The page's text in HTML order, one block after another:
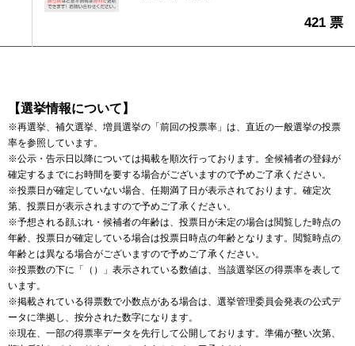
421 票
【選挙情報について】
※再選挙、補欠選挙、増員選挙の「前回の投票率」は、直近の一般選挙の投票
率を参照しています。
※公示・告示日以降については掲載を順次行っております。全候補者の登録が
確定するまでにお時間を要する場合がございますので予めご了承ください。
※投票日が確定していない場合、任期満了日が表示されております。確定次
第、投票日が表示されますので予めご了承ください。
※予想される顔ぶれ・候補者の年齢は、投票日が未定の場合は閲覧した時点の
年齢、投票日が確定している場合は投票日時点の年齢となります。閲覧時点の
年齢とは異なる場合がございますので予めご了承ください。
※投票数の下に「（）」表示されている数値は、当該選挙区の得票率を表して
います。
※掲載されている得票数で小数点がある場合は、選挙管理委員会発表の公式デ
ータに準拠し、按分された数字になります。
※現在、一部の得票率データを先行して公開しております。準備が整い次第、